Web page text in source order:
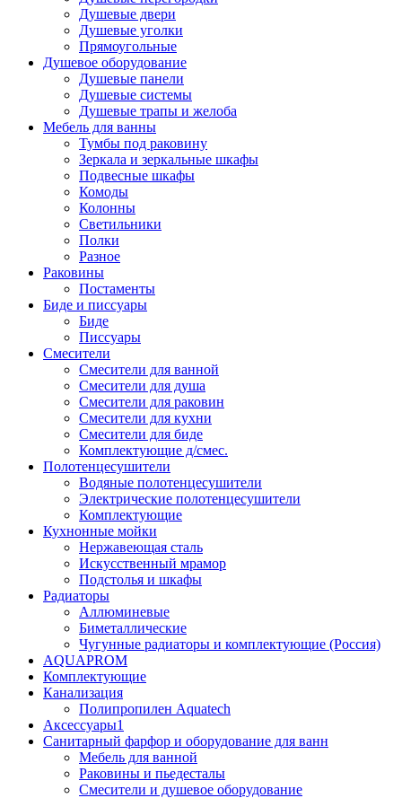
Душевые двери
Душевые уголки
Прямоугольные
Душевое оборудование
Душевые панели
Душевые системы
Душевые трапы и желоба
Мебель для ванны
Тумбы под раковину
Зеркала и зеркальные шкафы
Подвесные шкафы
Комоды
Колонны
Светильники
Полки
Разное
Раковины
Постаменты
Биде и писсуары
Биде
Писсуары
Смесители
Смесители для ванной
Смесители для душа
Смесители для раковин
Смесители для кухни
Смесители для биде
Комплектующие д/смес.
Полотенцесушители
Водяные полотенцесушители
Электрические полотенцесушители
Комплектующие
Кухнонные мойки
Нержавеющая сталь
Искусственный мрамор
Подстолья и шкафы
Радиаторы
Аллюминевые
Биметаллические
Чугунные радиаторы и комплектующие (Россия)
AQUAPROM
Комплектующие
Канализация
Полипропилен Aquatech
Аксессуары1
Санитарный фарфор и оборудование для ванн
Мебель для ванной
Раковины и пьедесталы
Смесители и душевое оборудование